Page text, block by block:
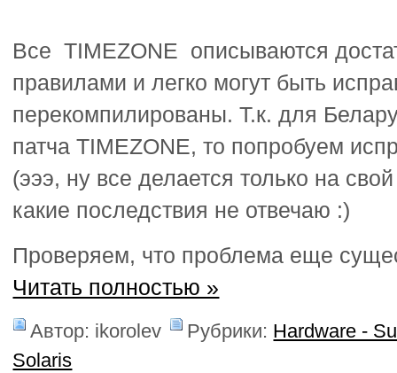
Все TIMEZONE описываются
правилами и легко могут быть
перекомпилированы. Т.к. для
патча TIMEZONE, то попробуем
(эээ, ну все делается только на
какие последствия не отвечаю :)
Проверяем, что проблема еще
Читать полностью »
Автор: ikorolev Рубрики: Hardware -
Solaris